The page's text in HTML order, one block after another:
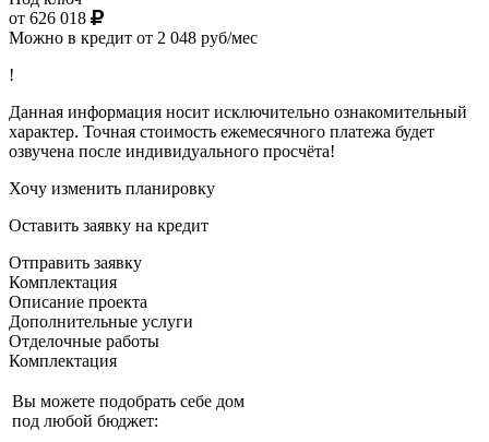
от 626 018
Можно в кредит от 2 048 руб/мес
!
Данная информация носит исключительно ознакомительный
характер. Точная стоимость ежемесячного платежа будет
озвучена после индивидуального просчёта!
Хочу изменить планировку
Оставить заявку на кредит
Отправить заявку
Комплектация
Описание проекта
Дополнительные услуги
Отделочные работы
Комплектация
Вы можете подобрать себе дом
под любой бюджет: